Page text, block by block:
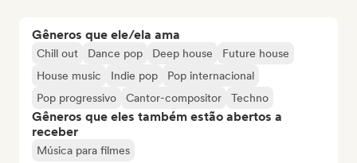
Gêneros que ele/ela ama
Chill out Dance pop Deep house
Future house
House music
Indie pop
Pop internacional
Pop progressivo
Cantor-compositor Techno
Gêneros que eles também estão abertos a
receber
Música para filmes